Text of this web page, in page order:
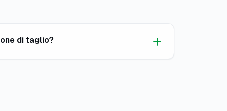
di taglio?